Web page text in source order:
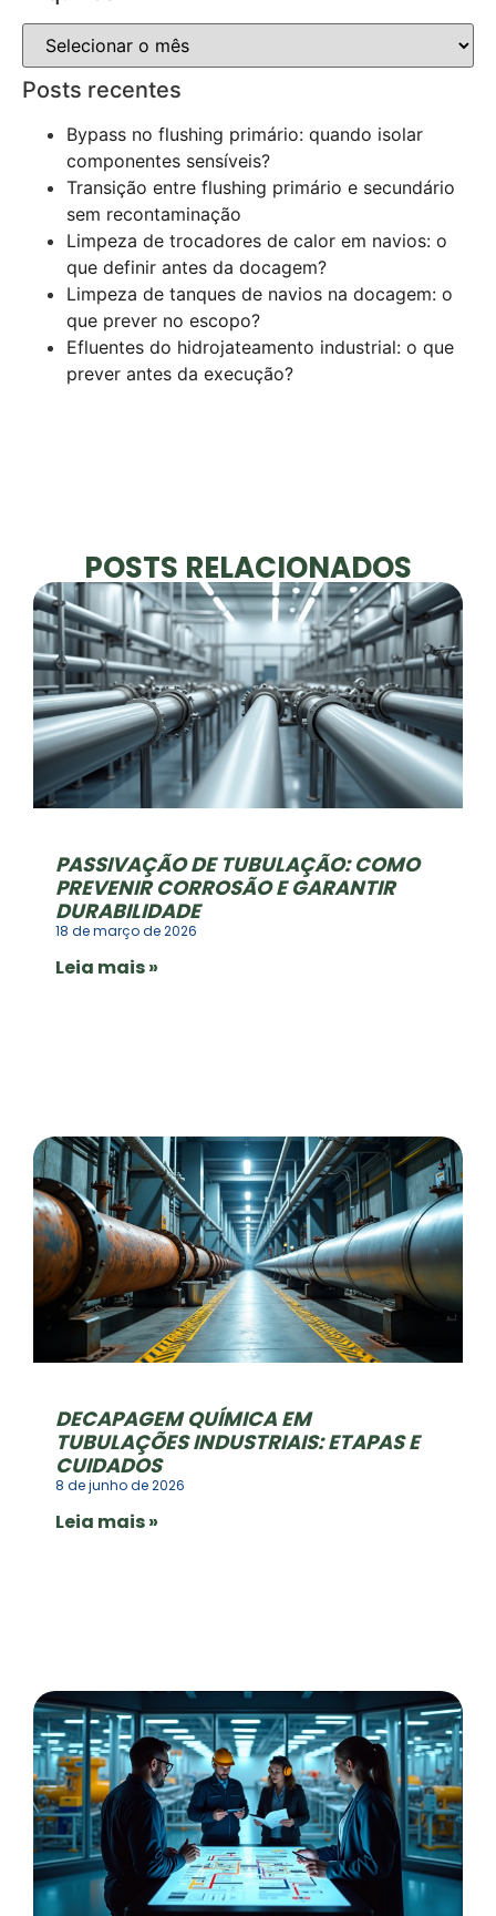
Posts recentes
Bypass no flushing primário: quando isolar
componentes sensíveis?
Transição entre flushing primário e secundário
sem recontaminação
Limpeza de trocadores de calor em navios: o
que definir antes da docagem?
Limpeza de tanques de navios na docagem: o
que prever no escopo?
Efluentes do hidrojateamento industrial: o que
prever antes da execução?
POSTS RELACIONADOS
PASSIVAÇÃO DE TUBULAÇÃO: COMO
PREVENIR CORROSÃO E GARANTIR
DURABILIDADE
18 de março de 2026
Leia mais »
DECAPAGEM QUÍMICA EM
TUBULAÇÕES INDUSTRIAIS: ETAPAS E
CUIDADOS
8 de junho de 2026
Leia mais »